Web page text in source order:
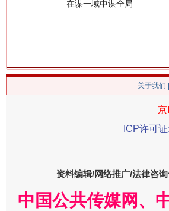
关于我们
京
ICP许可
资料编辑/网络推广/法律咨询
中国公共传媒网、